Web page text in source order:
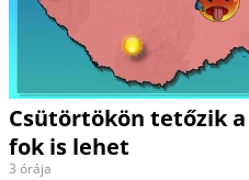
Csütörtökön tetőzik
fok is lehet
3 órája